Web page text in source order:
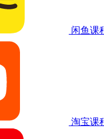
闲鱼课
淘宝课